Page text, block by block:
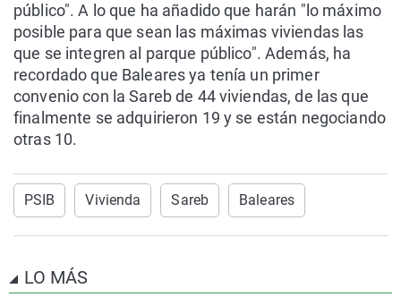
público". A lo que ha añadido que harán "lo máximo
posible para que sean las máximas viviendas las
que se integren al parque público". Además, ha
recordado que Baleares ya tenía un primer
convenio con la Sareb de 44 viviendas, de las que
finalmente se adquirieron 19 y se están negociando
otras 10.
PSIB Vivienda Sareb Baleares
LO MÁS